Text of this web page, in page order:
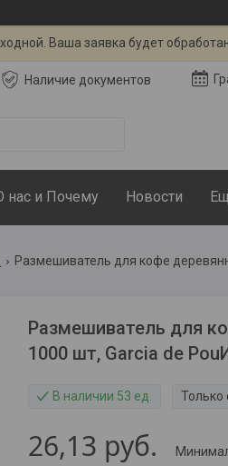
Ваша заявка будет
Наличие документов
нас и Почему Новости
Размешиватель для
1000 шт, Garcia de
В наличии 53 ед. Только
26,13 руб.